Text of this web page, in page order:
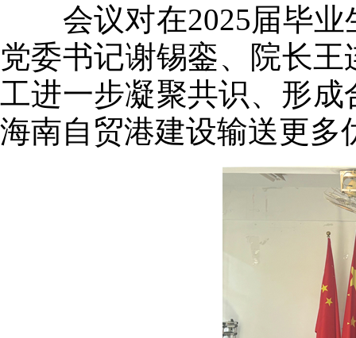
会议对在2025届毕业
党委书记谢锡銮、院长
工进一步凝聚共识、形
海南自贸港建设输送更多